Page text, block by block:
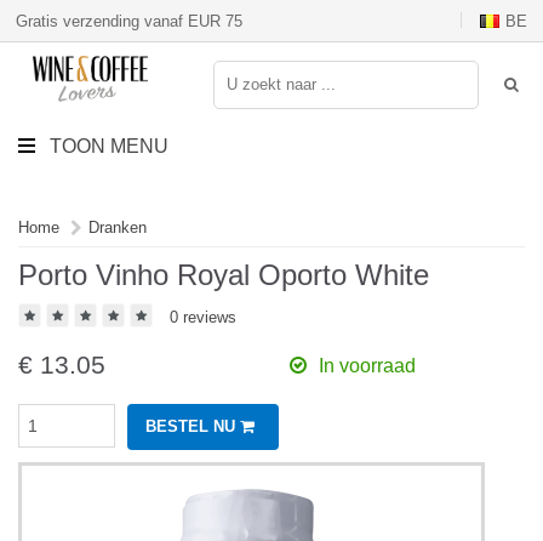
Gratis verzending vanaf EUR 75 BE
TOON MENU
Home Dranken
Porto Vinho Royal Oporto White
0 reviews
€ 13.05 In voorraad
BESTEL NU